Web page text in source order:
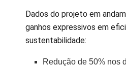
Dados do projeto em
ganhos expressivos em
sustentabilidade:
Redução de 50% nos